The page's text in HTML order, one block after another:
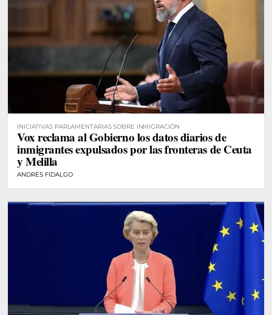
INICIATIVAS PARLAMENTARIAS SOBRE INMIGRACIÓN
Vox reclama al Gobierno los datos diarios de
inmigrantes expulsados por las fronteras de Ceuta
y Melilla
ANDRÉS FIDALGO